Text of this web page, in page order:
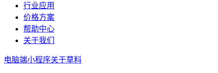
行业应用
价格方案
帮助中心
关于我们
电脑端小程序关于草料